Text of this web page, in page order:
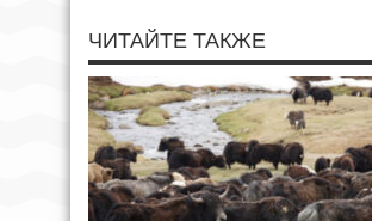
ЧИТАЙТЕ ТАКЖЕ